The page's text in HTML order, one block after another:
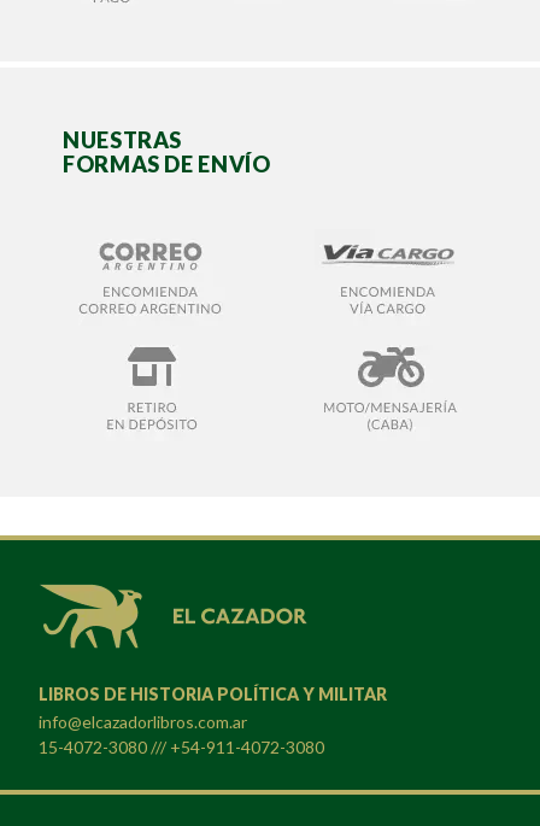
NUESTRAS
FORMAS DE ENVÍO
LIBROS DE HISTORIA POLÍTICA Y MILITAR
info@elcazadorlibros.com.ar
15-4072-3080 /// +54-911-4072-3080